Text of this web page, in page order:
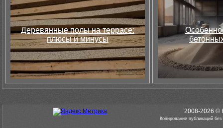
Деревянные полы на террасе:
плюсы и минусы
2008-2026 ©
Копирование публикаций